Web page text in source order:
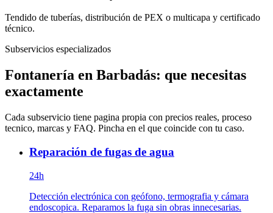
Tendido de tuberías, distribución de PEX o multicapa y certificado
técnico.
Subservicios especializados
Fontanería en Barbadás: que necesitas
exactamente
Cada subservicio tiene pagina propia con precios reales, proceso
tecnico, marcas y FAQ. Pincha en el que coincide con tu caso.
Reparación de fugas de agua
24h
Detección electrónica con geófono, termografia y cámara
endoscopica. Reparamos la fuga sin obras innecesarias.